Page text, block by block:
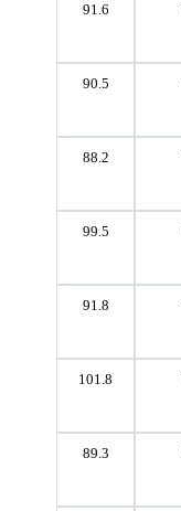
91.6
90.5
88.2
99.5
91.8
101.8
89.3